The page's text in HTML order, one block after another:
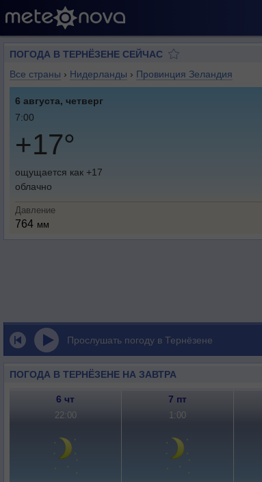
ПОГОДА В ТЕРНЁЗЕНЕ СЕЙЧАС
Все страны › Нидерланды › Провинция Зеландия
6 августа, четверг
7:00
+17°
ощущается как +17
облачно
Давление
764 мм
Прослушать погоду в Тернёзене
ПОГОДА В ТЕРНЁЗЕНЕ НА ЗАВТРА
6 чт 7 пт
22:00 1:00